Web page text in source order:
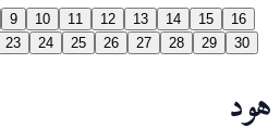
9 10 11 12 13 14 15
16
23 24 25 26 27 28 29 30
هود